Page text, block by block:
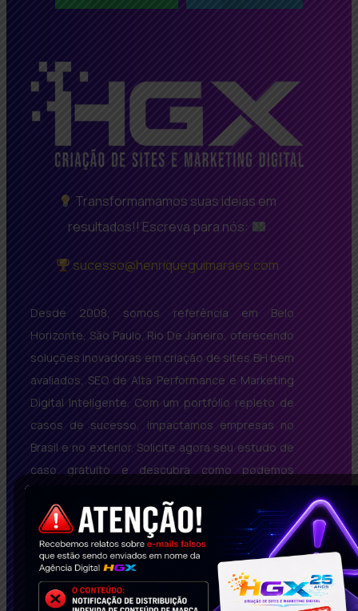
Transformamamos suas ideias em
resultados!! Escreva para nós:
sucesso@henriqueguimaraes.com
Desde 2008, somos referência em Belo
Horizonte, São Paulo, Rio De Janeiro, oferecendo
soluções inovadoras em criação de sites BH bem
avaliados, SEO de Alta Performance e Marketing
Digital Inteligente. Com um portfólio repleto de
casos de sucesso, impactamos empresas no
Brasil e no exterior. Solicite agora seu estudo de
caso gratuito e descubra como podemos
Conecte-se Conosco!